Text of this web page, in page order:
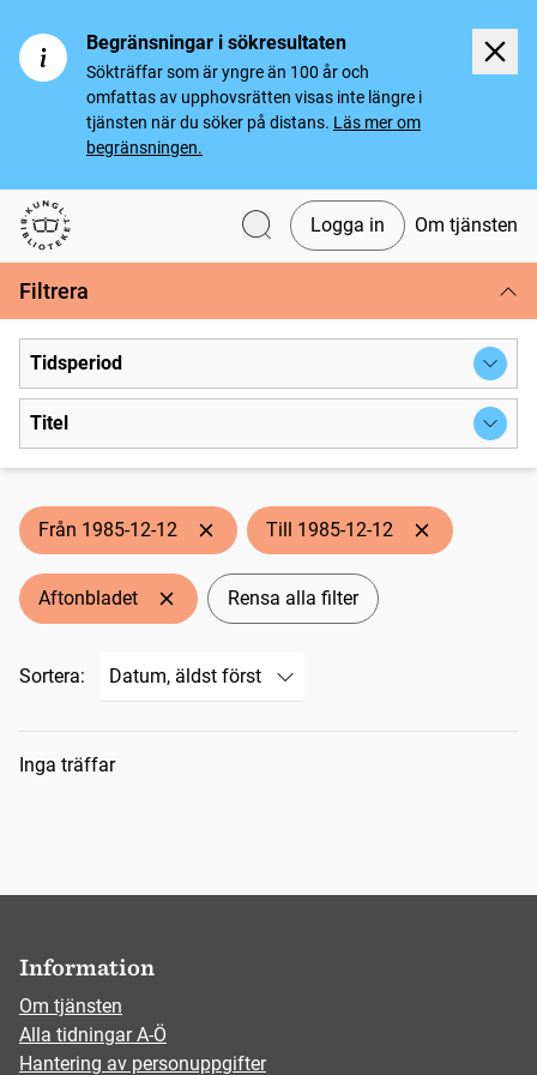
Begränsningar i sökresultaten
Sökträffar som är yngre än 100 år och
omfattas av upphovsrätten visas inte längre i
tjänsten när du söker på distans. Läs mer om
begränsningen.
Svenska tidningar
Logga in Om tjänsten
Filtrera
Tidsperiod
Titel
Från 1985-12-12 Till 1985-12-12
Aftonbladet Rensa alla filter
Sortera:
Sökresultat
Inga träffar
Information
Om tjänsten
Alla tidningar A-Ö
Hantering av personuppgifter